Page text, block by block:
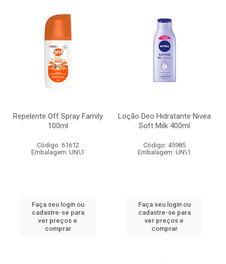
Repelente Off Spray Family
100ml
Código: 61612
Embalagem: UN\1
Faça seu login ou
cadastre-se para
ver preços e
comprar
Loção Deo Hidratante Nivea
Soft Milk 400ml
Código: 45985
Embalagem: UN\1
Faça seu login ou
cadastre-se para
ver preços e
comprar